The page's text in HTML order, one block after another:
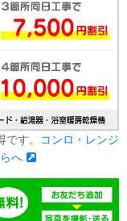
す。
コンロ・レンジ
へ